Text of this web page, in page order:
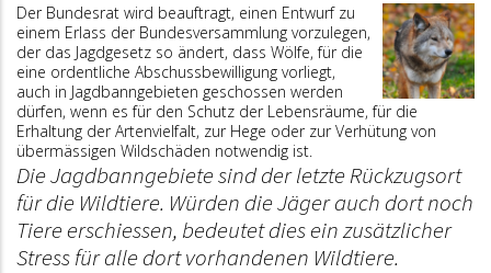
Der Bundesrat wird beauftragt, einen Entwurf zu
einem Erlass der Bundesversammlung vorzulegen,
der das Jagdgesetz so ändert, dass Wölfe, für die
eine ordentliche Abschussbewilligung vorliegt,
auch in Jagdbanngebieten geschossen werden
dürfen, wenn es für den Schutz der Lebensräume, für die
Erhaltung der Artenvielfalt, zur Hege oder zur Verhütung von
übermässigen Wildschäden notwendig ist.
Die Jagdbanngebiete sind der letzte Rückzugsort
für die Wildtiere. Würden die Jäger auch dort noch
Tiere erschiessen, bedeutet dies ein zusätzlicher
Stress für alle dort vorhandenen Wildtiere.